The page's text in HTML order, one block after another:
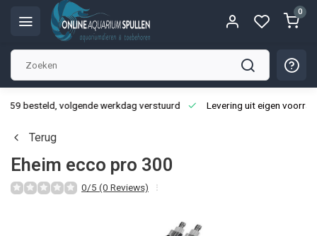
0
besteld, volgende werkdag verstuurd Levering uit eigen
Terug
Eheim ecco pro 300
0/5 (0 Reviews)